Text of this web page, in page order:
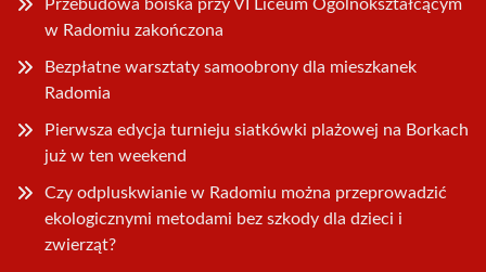
Przebudowa boiska przy VI Liceum Ogólnokształcącym
w Radomiu zakończona
Bezpłatne warsztaty samoobrony dla mieszkanek
Radomia
Pierwsza edycja turnieju siatkówki plażowej na Borkach
już w ten weekend
Czy odpluskwianie w Radomiu można przeprowadzić
ekologicznymi metodami bez szkody dla dzieci i
zwierząt?